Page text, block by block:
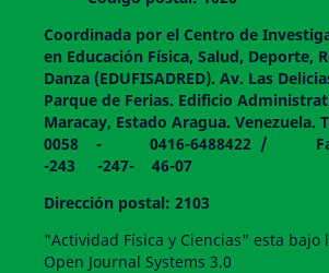
Coordinada por el Centro de
en Educación Física, Salud, Deporte,
Danza (EDUFISADRED). Av. Las
Parque de Ferias. Edificio
Maracay, Estado Aragua.
0058 - 0416-6488422 /
-243 -247- 46-07
Dirección postal: 2103
"Actividad Física y Ciencias" esta bajo
Open Journal Systems 3.0